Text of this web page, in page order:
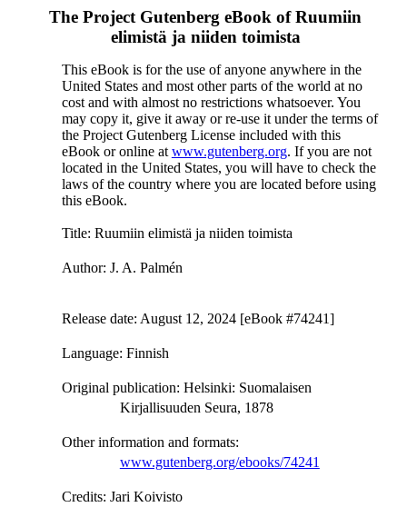
The Project Gutenberg eBook ofRuumiin
elimistä ja niiden toimista
This eBook is for the use of anyone anywhere in the
United States and most other parts of the world at no
cost and with almost no restrictions whatsoever. You
may copy it, give it away or re-use it under the terms of
the Project Gutenberg License included with this
eBook or online at www.gutenberg.org. If you are not
located in the United States, you will have to check the
laws of the country where you are located before using
this eBook.
Title: Ruumiin elimistä ja niiden toimista
Author: J. A. Palmén
Release date: August 12, 2024 [eBook #74241]
Language: Finnish
Original publication: Helsinki: Suomalaisen
Kirjallisuuden Seura, 1878
Other information and formats:
www.gutenberg.org/ebooks/74241
Credits: Jari Koivisto